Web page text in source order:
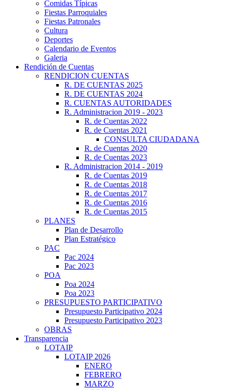
Comidas Típicas
Fiestas Parroquiales
Fiestas Patronales
Cultura
Deportes
Calendario de Eventos
Galeria
Rendición de Cuentas
RENDICION CUENTAS
R. DE CUENTAS 2025
R. DE CUENTAS 2024
R. CUENTAS AUTORIDADES
R. Administracion 2019 - 2023
R. de Cuentas 2022
R. de Cuentas 2021
CONSULTA CIUDADANA
R. de Cuentas 2020
R. de Cuentas 2023
R. Administracion 2014 - 2019
R. de Cuentas 2019
R. de Cuentas 2018
R. de Cuentas 2017
R. de Cuentas 2016
R. de Cuentas 2015
PLANES
Plan de Desarrollo
Plan Estratégico
PAC
Pac 2024
Pac 2023
POA
Poa 2024
Poa 2023
PRESUPUESTO PARTICIPATIVO
Presupuesto Participativo 2024
Presupuesto Participativo 2023
OBRAS
Transparencia
LOTAIP
LOTAIP 2026
ENERO
FEBRERO
MARZO